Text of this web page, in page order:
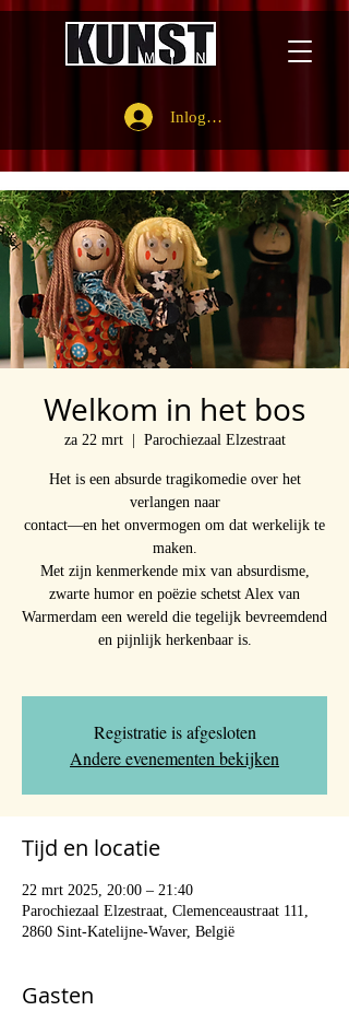
Inloggen
Welkom in het bos
za 22 mrt
  |
Parochiezaal Elzestraat
Het is een absurde tragikomedie over het
verlangen naar
contact—en het onvermogen om dat werkelijk te
maken.
Met zijn kenmerkende mix van absurdisme,
zwarte humor en poëzie schetst Alex van
Warmerdam een wereld die tegelijk bevreemdend
en pijnlijk herkenbaar is.
Registratie is afgesloten
Andere evenementen bekijken
Tijd en locatie
22 mrt 2025, 20:00 – 21:40
Parochiezaal Elzestraat, Clemenceaustraat 111,
2860 Sint-Katelijne-Waver, België
Gasten